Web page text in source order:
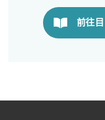
前往